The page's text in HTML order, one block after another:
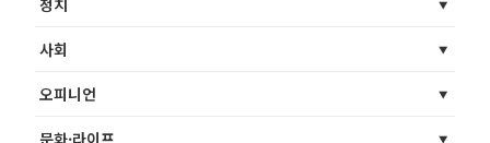
사회
오피니언
문화·라이프